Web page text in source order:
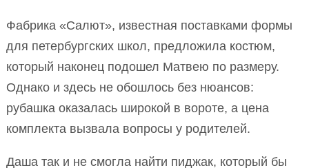
Фабрика «Салют», известная поставками формы
для петербургских школ, предложила костюм,
который наконец подошел Матвею по размеру.
Однако и здесь не обошлось без нюансов:
рубашка оказалась широкой в вороте, а цена
комплекта вызвала вопросы у родителей.
Даша так и не смогла найти пиджак, который бы